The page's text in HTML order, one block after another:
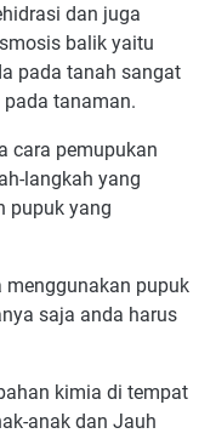
dan juga
balik yaitu
pada tanah sangat
tanaman.
cara pemupukan
langkah yang
pupuk yang
menggunakan pupuk
saja anda harus
kimia di tempat
anak dan Jauh